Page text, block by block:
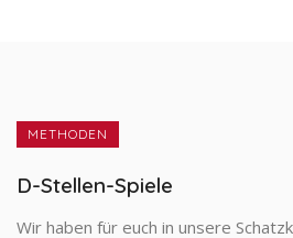
METHODEN
D-Stellen-Spiele
Wir haben für euch in unsere